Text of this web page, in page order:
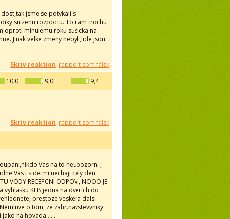
jsme se potykali s
snizenu rozpoctu. To nam trochu
oproti minulemu roku susicka na
Jinak velke zmeny nebyli,lide jsou
Skriv reaktion rapport som falsk
10,0 9,0 9,4
Skriv reaktion rapport som falsk
Vas na to neupozorni ,
Vas i s detmi nechaji cely den
VODY RECEPCNI ODPOVI, NOOO JE
vyhlasku KHS,jedna na dverich do
prestoze veskera dalsi
o tom, ze zahr.navstevvniky
jako na hovada......